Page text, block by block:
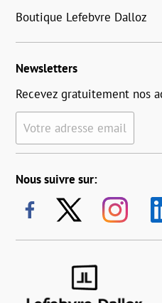
Boutique Lefebvre Dalloz
Newsletters
Recevez gratuitement nos
Votre adresse email
Nous suivre sur: